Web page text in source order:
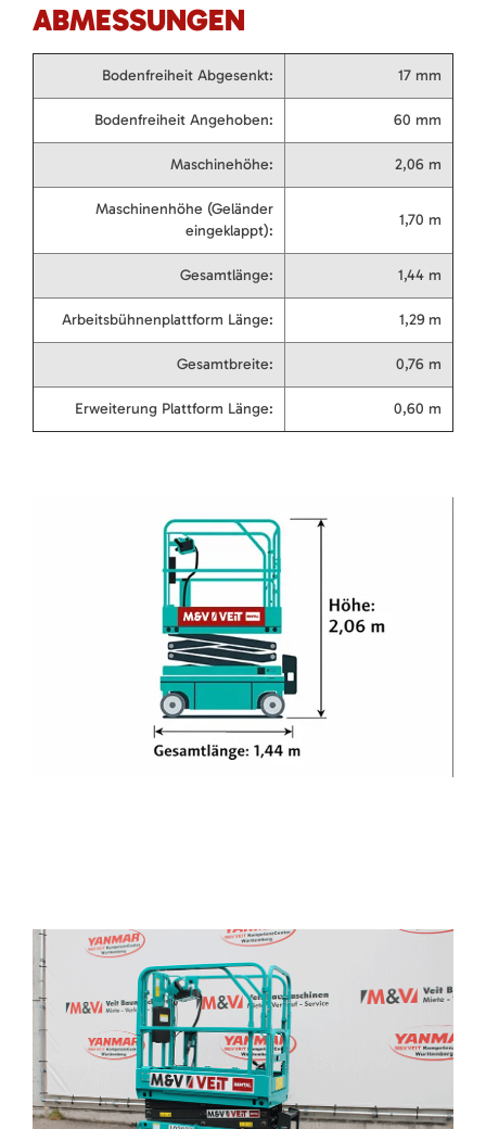
ABMESSUNGEN
Bodenfreiheit Abgesenkt: 17 mm
Bodenfreiheit Angehoben: 60 mm
Maschinehöhe: 2,06 m
Maschinenhöhe (Geländer
eingeklappt):
1,70 m
Gesamtlänge: 1,44 m
Arbeitsbühnenplattform Länge: 1,29 m
Gesamtbreite: 0,76 m
Erweiterung Plattform Länge: 0,60 m